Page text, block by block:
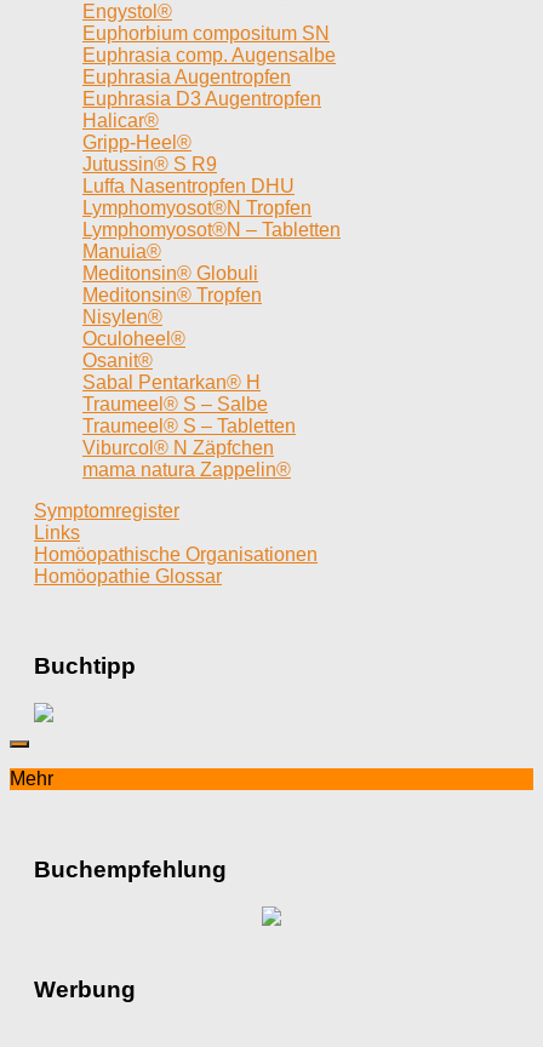
Engystol®
Euphorbium compositum SN
Euphrasia comp. Augensalbe
Euphrasia Augentropfen
Euphrasia D3 Augentropfen
Halicar®
Gripp-Heel®
Jutussin® S R9
Luffa Nasentropfen DHU
Lymphomyosot®N Tropfen
Lymphomyosot®N – Tabletten
Manuia®
Meditonsin® Globuli
Meditonsin® Tropfen
Nisylen®
Oculoheel®
Osanit®
Sabal Pentarkan® H
Traumeel® S – Salbe
Traumeel® S – Tabletten
Viburcol® N Zäpfchen
mama natura Zappelin®
Symptomregister
Links
Homöopathische Organisationen
Homöopathie Glossar
Buchtipp
Mehr
Buchempfehlung
Werbung